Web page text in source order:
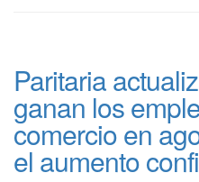
Paritaria
ganan los
comercio en
el aumento